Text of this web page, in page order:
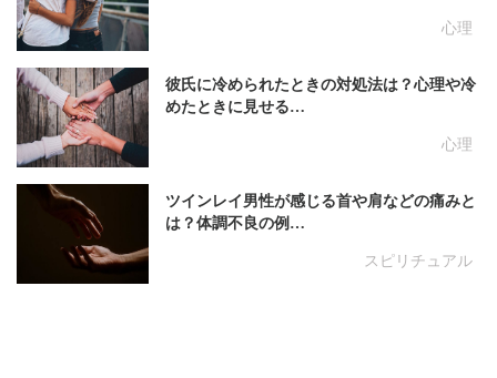
心理
心理
彼氏に冷められたときの対処法は？心理や冷
めたときに見せる…
スピリチュアル
ツインレイ男性が感じる首や肩などの痛みと
は？体調不良の例…